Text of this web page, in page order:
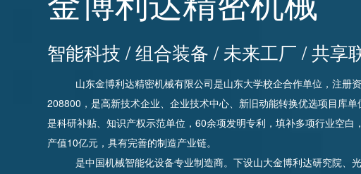
智能科技 / 组合装备 / 未来工厂 / 共享
山东金博利达精密机械有限公司是山东大学校企合作单位，注册
208800，是高新技术企业、企业技术中心、新旧动能转换优选项目库单
是科研补贴、知识产权示范单位，60余项发明专利，填补多项行业空白
产值10亿元，具有完善的制造产业链。
是中国机械智能化设备专业制造商。下设山大金博利达研究院、光